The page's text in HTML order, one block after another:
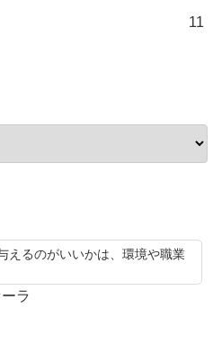
11
えるのがいいかは、環境や職業
ラ